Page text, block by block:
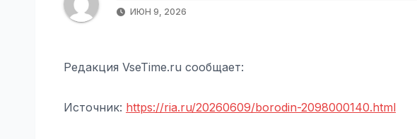
ИЮН 9, 2026
Редакция VseTime.ru сообщает:
Источник: https://ria.ru/20260609/borodin-2098000140.html